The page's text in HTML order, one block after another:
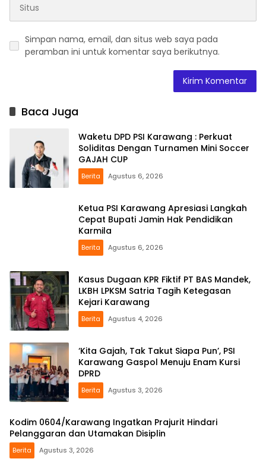
Simpan nama, email, dan situs web saya pada
peramban ini untuk komentar saya berikutnya.
Baca Juga
Waketu DPD PSI Karawang : Perkuat
Soliditas Dengan Turnamen Mini Soccer
GAJAH CUP
Berita Agustus 6, 2026
Ketua PSI Karawang Apresiasi Langkah
Cepat Bupati Jamin Hak Pendidikan
Karmila
Berita Agustus 6, 2026
Kasus Dugaan KPR Fiktif PT BAS Mandek,
LKBH LPKSM Satria Tagih Ketegasan
Kejari Karawang
Berita Agustus 4, 2026
‘Kita Gajah, Tak Takut Siapa Pun’, PSI
Karawang Gaspol Menuju Enam Kursi
DPRD
Berita Agustus 3, 2026
Kodim 0604/Karawang Ingatkan Prajurit Hindari
Pelanggaran dan Utamakan Disiplin
Berita Agustus 3, 2026